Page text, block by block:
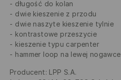
długość do kolan
dwie kieszenie z przodu
dwie naszyte kieszenie tylnie
kontrastowe przeszycie
kieszenie typu carpenter
hammer loop na lewej nogawce
Producent: LPP S.A.